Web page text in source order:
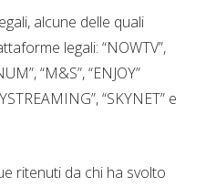
alcune delle quali
legali: “NOWTV”,
“M&S”, “ENJOY”
“SKYNET” e
ritenuti da chi ha svolto